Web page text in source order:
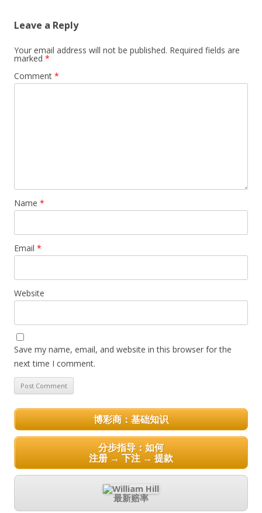
Leave a Reply
Your email address will not be published. Required fields are
marked *
Comment *
Name *
Email *
Website
Save my name, email, and website in this browser for the
next time I comment.
博彩商：基础知识
分步指导：如何
注册 → 下注 → 提款
最新赔率